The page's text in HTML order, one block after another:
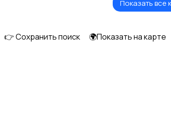
Показать все
👉 Сохранить поиск 🌍Показать на карте